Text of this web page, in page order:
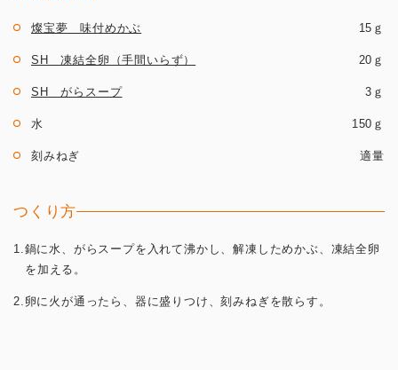
燦宝夢 味付めかぶ 15ｇ
SH 凍結全卵（手間いらず） 20ｇ
SH がらスープ 3ｇ
水 150ｇ
刻みねぎ 適量
つくり方
1.鍋に水、がらスープを入れて沸かし、解凍しためかぶ、凍結全卵
を加える。
2.卵に火が通ったら、器に盛りつけ、刻みねぎを散らす。